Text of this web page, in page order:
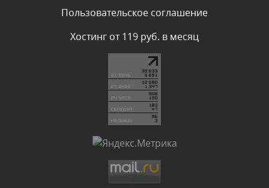
Комментарий проверяется
Текст комментария будет виден после проверки
Комментарий проверяется
Текст комментария будет виден после проверки
администратором.
Пользовательское соглашение
Хостинг от 119 руб. в месяц